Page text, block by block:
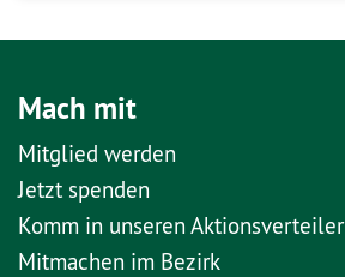
Mach mit
Mitglied werden
Jetzt spenden
Komm in unseren Aktionsverteiler
Mitmachen im Bezirk